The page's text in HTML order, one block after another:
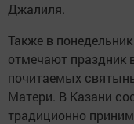
Джалиля.
Также в
отмечают праздник
почитаемых
Матери. В Казани
традиционно